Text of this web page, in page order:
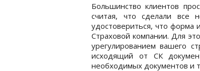
Большинство клиентов
считая, что сделали все
удостовериться, что форма
Страховой компании. Для
урегулированием вашего
исходящий от СК
необходимых документов и